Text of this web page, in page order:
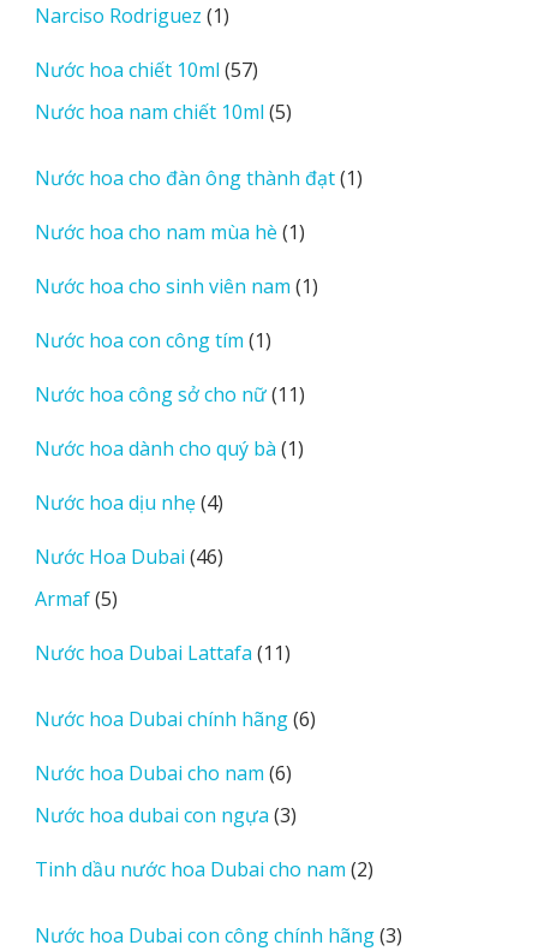
Narciso Rodriguez 11
phẩm
Nước hoa chiết 10ml 5757
sản
phẩm
Nước hoa nam chiết 10ml 55
phẩm
Nước hoa cho đàn ông thành đạt 11
Nước hoa cho nam mùa hè 11
phẩm
Nước hoa cho sinh viên nam 11
Nước hoa con công tím 11
phẩm
Nước hoa công sở cho nữ 1111
phẩm
Nước hoa dành cho quý bà 11
Nước hoa dịu nhẹ 44
phẩm
Nước Hoa Dubai 4646
Armaf 55
phẩm
Nước hoa Dubai Lattafa 1111
phẩm
Nước hoa Dubai chính hãng 66
Nước hoa Dubai cho nam 66
sản
phẩm
Nước hoa dubai con ngựa 33
phẩm
Tinh dầu nước hoa Dubai cho nam 22
phẩm
Nước hoa Dubai con công chính hãng 33